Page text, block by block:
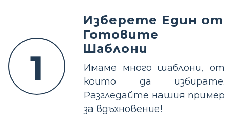
1
Изберете Един от
Готовите
Шаблони
Имаме много шаблони, от
които да избирате.
Разгледайте нашия пример
за вдъхновение!